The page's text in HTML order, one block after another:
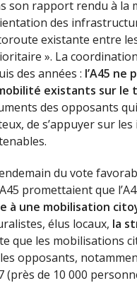
son rapport rendu à la
des
existante entre
». La
des années : l’A45
existants sur le
des opposants
de s’appuyer sur
du vote
promettaient que
à une mobilisation
élus locaux, la
que les mobilisations
opposants,
(près de 10 000